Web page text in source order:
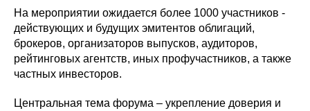
На мероприятии ожидается более 1000 участников -
действующих и будущих эмитентов облигаций,
брокеров, организаторов выпусков, аудиторов,
рейтинговых агентств, иных профучастников, а также
частных инвесторов.
Центральная тема форума – укрепление доверия и